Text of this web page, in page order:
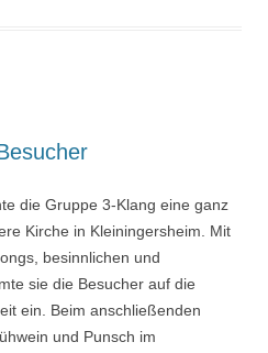
die Gruppe 3-Klang eine ganz
Kirche in Kleiningersheim. Mit
besinnlichen und
sie die Besucher auf die
ein. Beim anschließenden
und Punsch im